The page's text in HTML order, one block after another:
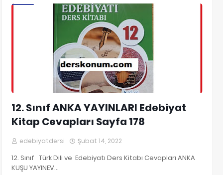
12. Sınıf ANKA YAYINLARI Edebiyat
Kitap Cevapları Sayfa 178
edebiyatdersi Şubat 14, 2022
12. Sınıf Türk Dili ve Edebiyatı Ders Kitabı Cevapları ANKA
KUŞU YAYINEV…